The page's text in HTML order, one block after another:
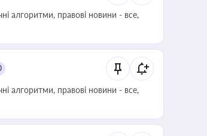
алгоритми, правові новини - все,
алгоритми, правові новини - все,